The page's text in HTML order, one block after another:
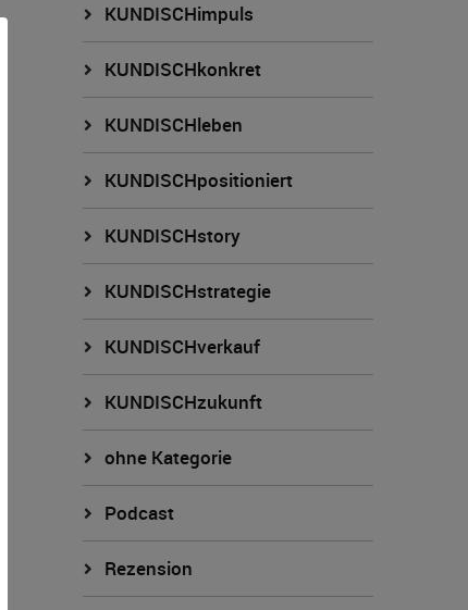
KUNDISCHimpuls
KUNDISCHkonkret
KUNDISCHleben
KUNDISCHpositioniert
KUNDISCHstory
KUNDISCHstrategie
KUNDISCHverkauf
KUNDISCHzukunft
ohne Kategorie
Podcast
Rezension